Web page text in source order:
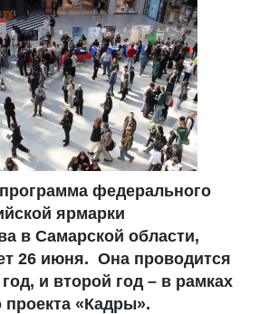
федерального
ярмарки
в Самарской области,
26 июня. Она проводится
и второй год – в рамках
проекта «Кадры».